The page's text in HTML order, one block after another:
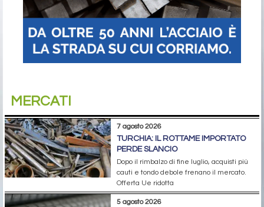
MERCATI
7 agosto 2026
TURCHIA: IL ROTTAME IMPORTATO
PERDE SLANCIO
Dopo il rimbalzo di fine luglio, acquisti più
cauti e tondo debole frenano il mercato.
Offerta Ue ridotta
5 agosto 2026